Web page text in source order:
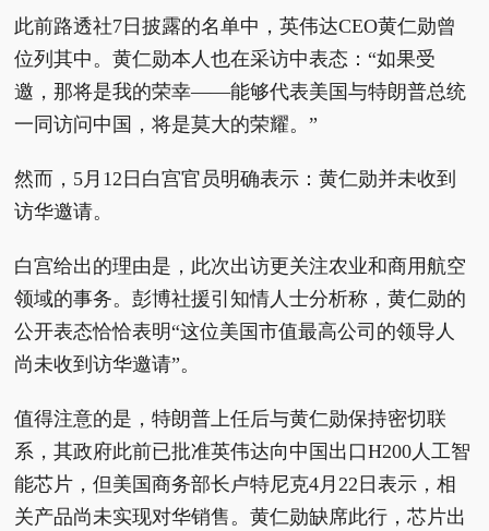
此前路透社7日披露的名单中，英伟达CEO黄仁勋曾
位列其中。黄仁勋本人也在采访中表态：“如果受
邀，那将是我的荣幸——能够代表美国与特朗普总统
一同访问中国，将是莫大的荣耀。”
然而，5月12日白宫官员明确表示：黄仁勋并未收到
访华邀请。
白宫给出的理由是，此次出访更关注农业和商用航空
领域的事务。彭博社援引知情人士分析称，黄仁勋的
公开表态恰恰表明“这位美国市值最高公司的领导人
尚未收到访华邀请”。
值得注意的是，特朗普上任后与黄仁勋保持密切联
系，其政府此前已批准英伟达向中国出口H200人工智
能芯片，但美国商务部长卢特尼克4月22日表示，相
关产品尚未实现对华销售。黄仁勋缺席此行，芯片出